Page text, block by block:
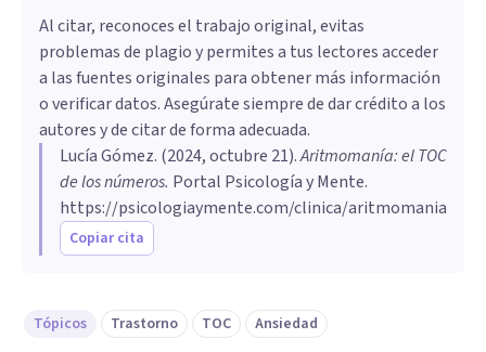
Al citar, reconoces el trabajo original, evitas
problemas de plagio y permites a tus lectores acceder
a las fuentes originales para obtener más información
o verificar datos. Asegúrate siempre de dar crédito a los
autores y de citar de forma adecuada.
Lucía Gómez. (2024, octubre 21).Aritmomanía: el TOC
de los números. Portal Psicología y Mente.
https://psicologiaymente.com/clinica/aritmomania
Copiar cita
Tópicos Trastorno TOC Ansiedad